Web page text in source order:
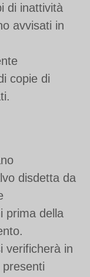
di inattività
avvisati in
copie di
disdetta da
prima della
verificherà in